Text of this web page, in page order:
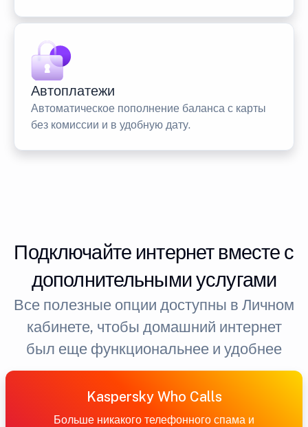
Автоплатежи
Автоматическое пополнение баланса с карты
без комиссии и в удобную дату.
Подключайте интернет вместе с
дополнительными услугами
Все полезные опции доступны в Личном
кабинете, чтобы домашний интернет
был еще функциональнее и удобнее
Kaspersky Who Calls
Больше никакого телефонного спама и